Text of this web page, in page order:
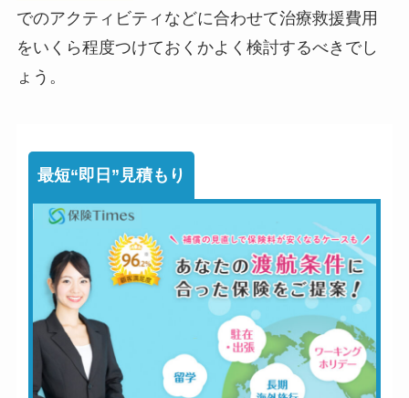
でのアクティビティなどに合わせて治療救援費用
をいくら程度つけておくかよく検討するべきでし
ょう。
最短“即日”見積もり